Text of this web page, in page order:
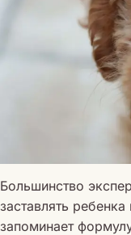
Большинство
заставлять
запоминает